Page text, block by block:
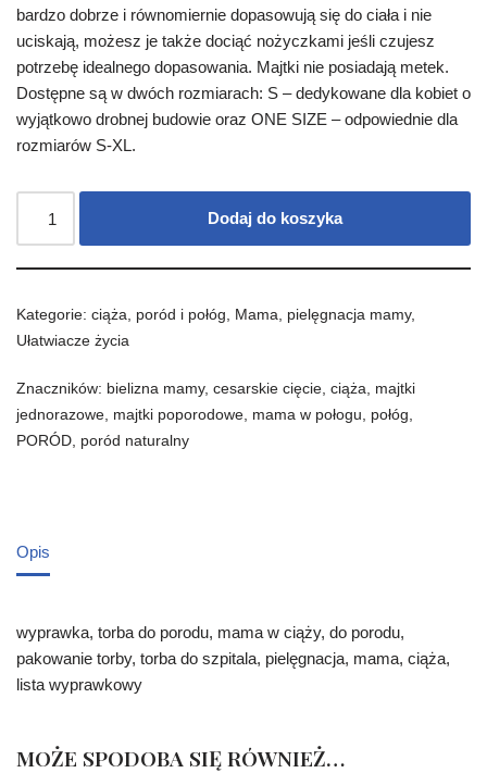
bardzo dobrze i równomiernie dopasowują się do ciała i nie
uciskają, możesz je także dociąć nożyczkami jeśli czujesz
potrzebę idealnego dopasowania. Majtki nie posiadają metek.
Dostępne są w dwóch rozmiarach: S – dedykowane dla kobiet o
wyjątkowo drobnej budowie oraz ONE SIZE – odpowiednie dla
rozmiarów S-XL.
Dodaj do koszyka
Kategorie: ciąża, poród i połóg, Mama, pielęgnacja mamy,
Ułatwiacze życia
Znaczników: bielizna mamy, cesarskie cięcie, ciąża, majtki
jednorazowe, majtki poporodowe, mama w połogu, połóg,
PORÓD, poród naturalny
Opis
wyprawka, torba do porodu, mama w ciąży, do porodu,
pakowanie torby, torba do szpitala, pielęgnacja, mama, ciąża,
lista wyprawkowy
MOŻE SPODOBA SIĘ RÓWNIEŻ…